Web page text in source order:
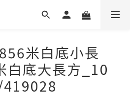
米白底小長
白底大長方_10